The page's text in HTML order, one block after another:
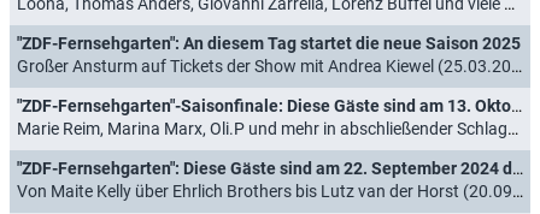
"ZDF-Fernsehgarten": An diesem Tag startet die neue Saison 2025
Großer Ansturm auf Tickets der Show mit Andrea Kiewel (25.03.2025)
"ZDF-Fernsehgarten"-Saisonfinale: Diese Gäste sind am 13. Oktober 2024 dabei
Marie Reim, Marina Marx, Oli.P und mehr in abschließender Schlagerparty (11.10.2024)
"ZDF-Fernsehgarten": Diese Gäste sind am 22. September 2024 dabei
Von Maite Kelly über Ehrlich Brothers bis Lutz van der Horst (20.09.2024)